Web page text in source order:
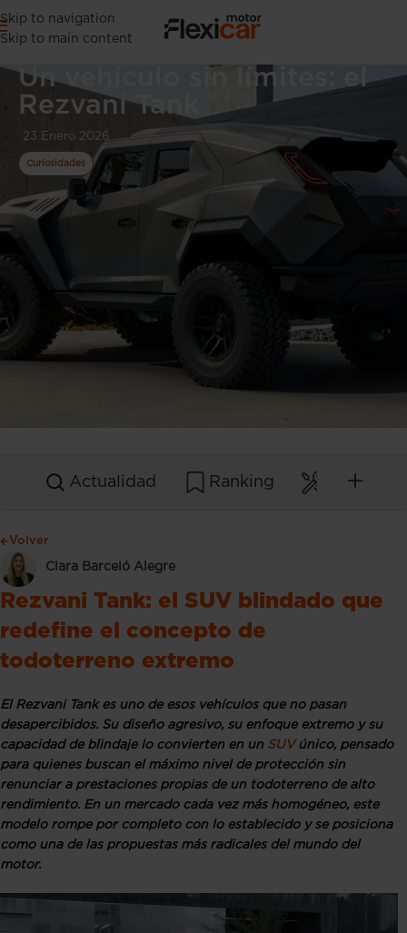
Skip to navigation
Skip to main content
Un vehículo sin límites: el
Rezvani Tank
23 Enero 2026
Curiosidades
Actualidad Ranking
Volver
Clara Barceló Alegre
Rezvani Tank: el SUV blindado que
redefine el concepto de
todoterreno extremo
El Rezvani Tank es uno de esos vehículos que no pasan
desapercibidos. Su diseño agresivo, su enfoque extremo y su
capacidad de blindaje lo convierten en un SUVúnico, pensado
para quienes buscan el máximo nivel de protección sin
renunciar a prestaciones propias de un todoterreno de alto
rendimiento. En un mercado cada vez más homogéneo, este
modelo rompe por completo con lo establecido y se posiciona
como una de las propuestas más radicales del mundo del
motor.